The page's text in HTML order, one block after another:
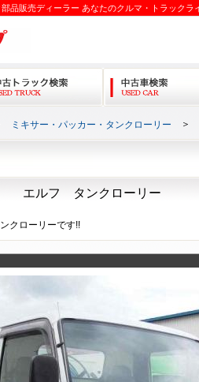
品販売ディーラー あなたのクルマ・トラックラ
ミキサー・パッカー・タンクローリー ＞
エルフ タンクローリー
ローリーです!!